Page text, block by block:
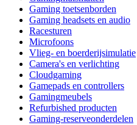
Gaming toetsenborden
Gaming headsets en audio
Racesturen
Microfoons
Vlieg- en boerderijsimulatie
Camera's en verlichting
Cloudgaming
Gamepads en controllers
Gamingmeubels
Refurbished producten
Gaming-reserveonderdelen